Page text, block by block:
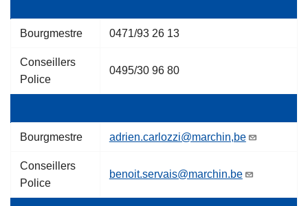
Bourgmestre 0471/93 26 13
Conseillers
Police
0495/30 96 80
Bourgmestre adrien.carlozzi@marchin,be
Conseillers
Police
benoit.servais@marchin.be